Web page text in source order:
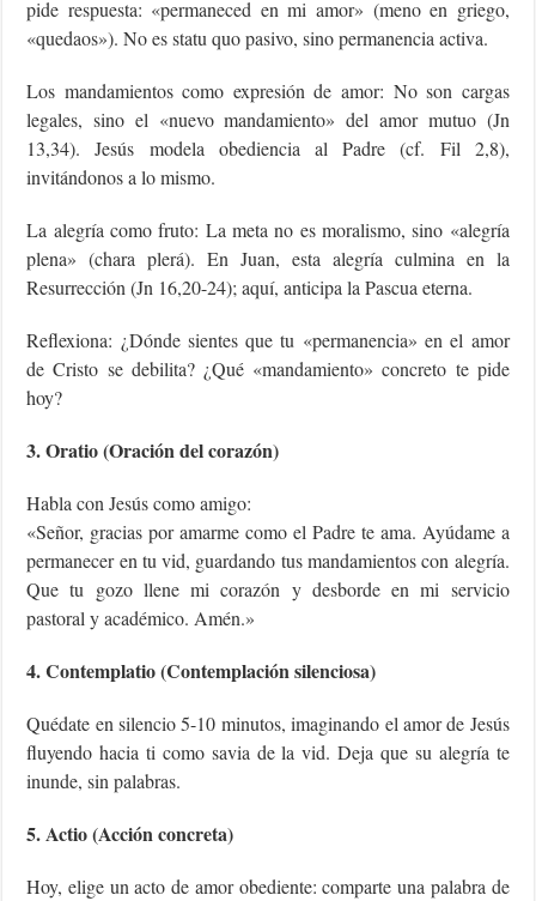
pide respuesta: «permaneced en mi amor» (meno en griego,
«quedaos»). No es statu quo pasivo, sino permanencia activa.
Los mandamientos como expresión de amor: No son cargas
legales, sino el «nuevo mandamiento» del amor mutuo (Jn
13,34). Jesús modela obediencia al Padre (cf. Fil 2,8),
invitándonos a lo mismo.
La alegría como fruto: La meta no es moralismo, sino «alegría
plena» (chara plerá). En Juan, esta alegría culmina en la
Resurrección (Jn 16,20-24); aquí, anticipa la Pascua eterna.
Reflexiona: ¿Dónde sientes que tu «permanencia» en el amor
de Cristo se debilita? ¿Qué «mandamiento» concreto te pide
hoy?
3. Oratio (Oración del corazón)
Habla con Jesús como amigo:
«Señor, gracias por amarme como el Padre te ama. Ayúdame a
permanecer en tu vid, guardando tus mandamientos con alegría.
Que tu gozo llene mi corazón y desborde en mi servicio
pastoral y académico. Amén.»
4. Contemplatio (Contemplación silenciosa)
Quédate en silencio 5-10 minutos, imaginando el amor de Jesús
fluyendo hacia ti como savia de la vid. Deja que su alegría te
inunde, sin palabras.
5. Actio (Acción concreta)
Hoy, elige un acto de amor obediente: comparte una palabra de